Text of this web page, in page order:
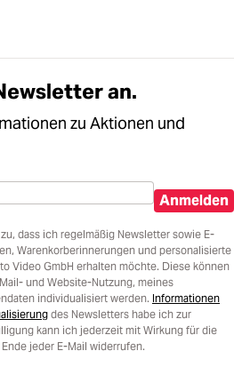
an.
zu Aktionen und
Anmelden
dass ich regelmäßig Newsletter sowie E-
Warenkorberinnerungen und personalisierte
Video GmbH erhalten möchte. Diese können
und Website-Nutzung, meines
individualisiert werden. Informationen
des Newsletters habe ich zur
kann ich jederzeit mit Wirkung für die
jeder E-Mail widerrufen.